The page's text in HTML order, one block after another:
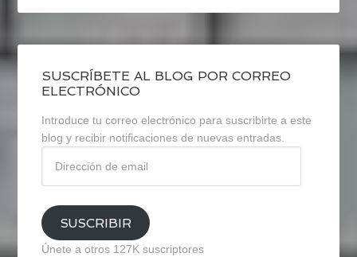
SUSCRÍBETE AL BLOG POR CORREO
ELECTRÓNICO
Introduce tu correo electrónico para suscribirte a este
blog y recibir notificaciones de nuevas entradas.
email
SUSCRIBIR
Únete a otros 127K suscriptores